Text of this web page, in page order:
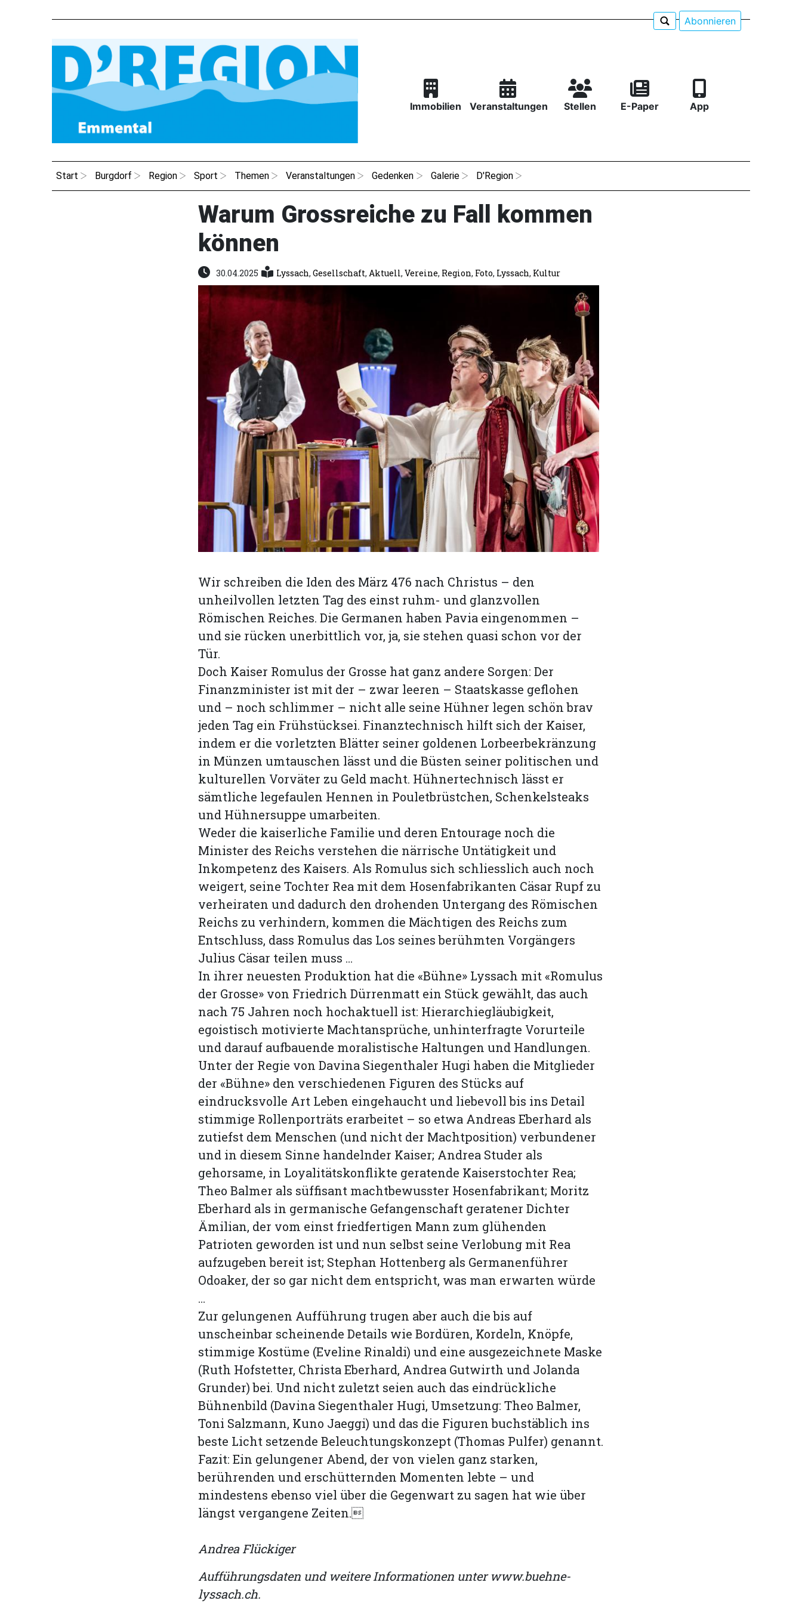
Abonnieren
Immobilien Veranstaltungen Stellen E-Paper App
Start Burgdorf Region Sport Themen Veranstaltungen Gedenken Galerie D'Region
Warum Grossreiche zu Fall kommen
können
30.04.2025 Lyssach, Gesellschaft, Aktuell, Vereine, Region, Foto, Lyssach, Kultur
Wir schreiben die Iden des März 476 nach Christus – den
unheilvollen letzten Tag des einst ruhm- und glanzvollen
Römischen Reiches. Die Germanen haben Pavia eingenommen –
und sie rücken unerbittlich vor, ja, sie stehen quasi schon vor der
Tür.
Doch Kaiser Romulus der Grosse hat ganz andere Sorgen: Der
Finanzminister ist mit der – zwar leeren – Staatskasse geflohen
und – noch schlimmer – nicht alle seine Hühner legen schön brav
jeden Tag ein Frühstücksei. Finanztechnisch hilft sich der Kaiser,
indem er die vorletzten Blätter seiner goldenen Lorbeerbekränzung
in Münzen umtauschen lässt und die Büsten seiner politischen und
kulturellen Vorväter zu Geld macht. Hühnertechnisch lässt er
sämtliche legefaulen Hennen in Pouletbrüstchen, Schenkelsteaks
und Hühnersuppe umarbeiten.
Weder die kaiserliche Familie und deren Entourage noch die
Minister des Reichs verstehen die närrische Untätigkeit und
Inkompetenz des Kaisers. Als Romulus sich schliesslich auch noch
weigert, seine Tochter Rea mit dem Hosenfabrikanten Cäsar Rupf zu
verheiraten und dadurch den drohenden Untergang des Römischen
Reichs zu verhindern, kommen die Mächtigen des Reichs zum
Entschluss, dass Romulus das Los seines berühmten Vorgängers
Julius Cäsar teilen muss …
In ihrer neuesten Produktion hat die «Bühne» Lyssach mit «Romulus
der Grosse» von Friedrich Dürrenmatt ein Stück gewählt, das auch
nach 75 Jahren noch hochaktuell ist: Hierarchiegläubigkeit,
egoistisch motivierte Machtansprüche, unhinterfragte Vorurteile
und darauf aufbauende moralistische Haltungen und Handlungen.
Unter der Regie von Davina Siegen­thaler Hugi haben die Mitglieder
der «Bühne» den verschiedenen Figuren des Stücks auf
eindrucksvolle Art Leben eingehaucht und liebevoll bis ins Detail
stimmige Rollenporträts erarbeitet – so etwa Andreas Eberhard als
zutiefst dem Menschen (und nicht der Machtposition) verbundener
und in diesem Sinne handelnder Kaiser; Andrea Studer als
gehorsame, in Loyalitätskonflikte geratende Kaisers­tochter Rea;
Theo Balmer als süffisant machtbewusster Hosenfabrikant; Moritz
Eberhard als in germanische Gefangenschaft geratener Dichter
Ämilian, der vom einst friedfertigen Mann zum glühenden
Patrioten geworden ist und nun selbst seine Verlobung mit Rea
aufzugeben bereit ist; Stephan Hottenberg als Germanenführer
Odoaker, der so gar nicht dem entspricht, was man erwarten würde
…
Zur gelungenen Aufführung trugen aber auch die bis auf
unscheinbar scheinende Details wie Bordüren, Kordeln, Knöpfe,
stimmige Kostüme (Eveline Rinaldi) und eine ausgezeichnete Maske
(Ruth Hofstetter, Christa Eberhard, Andrea Gutwirth und Jolanda
Grunder) bei. Und nicht zuletzt seien auch das eindrückliche
Bühnenbild (Davina Siegenthaler Hugi, Umsetzung: Theo Balmer,
Toni Salzmann, Kuno Jaeggi) und das die Figuren buchstäblich ins
beste Licht setzende Beleuchtungskonzept (Thomas Pulfer) genannt.
Fazit: Ein gelungener Abend, der von vielen ganz starken,
berührenden und erschütternden Momenten lebte – und
mindestens ebenso viel über die Gegenwart zu sagen hat wie über
längst vergangene Zeiten.
Andrea Flückiger
Aufführungsdaten und weitere Informationen unter www.buehne-
lyssach.ch.